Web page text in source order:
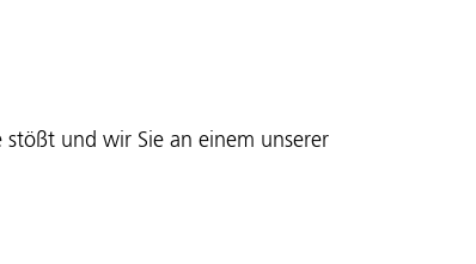
und wir Sie an einem unserer